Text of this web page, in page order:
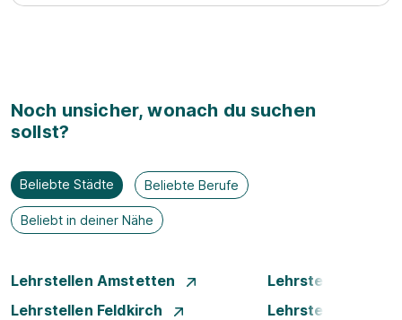
Noch unsicher, wonach du suchen
sollst?
Beliebte Städte Beliebte Berufe
Beliebt in deiner Nähe
Lehrstellen Amstetten
Lehrstellen
Lehrstellen Feldkirch
Lehrstellen Graz